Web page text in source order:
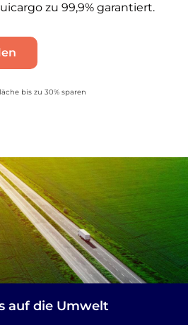
zu 99,9% garantiert.
bis zu 30% sparen
auf die Umwelt